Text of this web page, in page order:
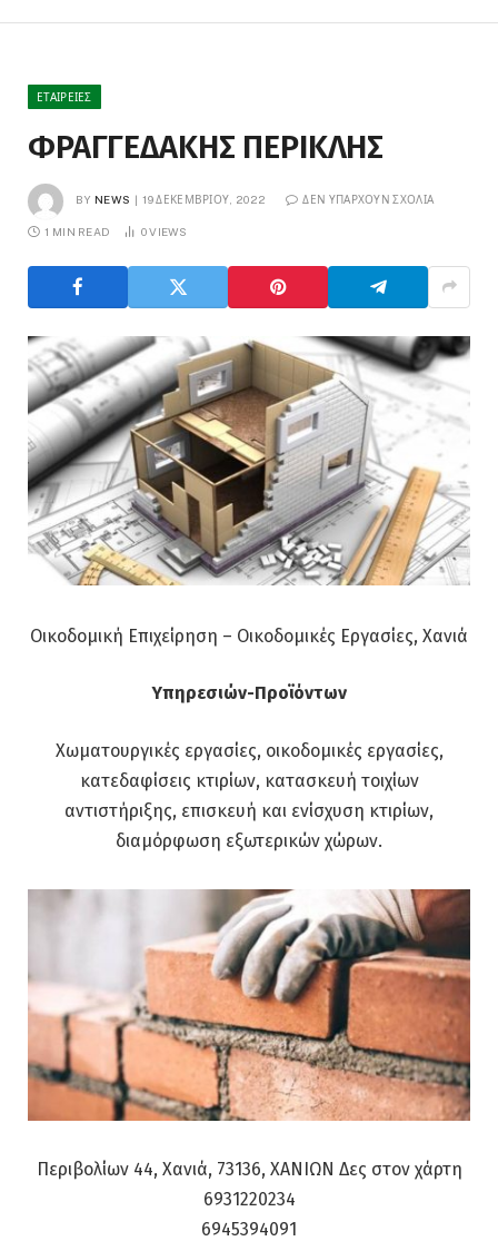
ΕΤΑΙΡΕΊΕΣ
ΦΡΑΓΓΕΔΑΚΗΣ ΠΕΡΙΚΛΗΣ
BY NEWS 19 ΔΕΚΕΜΒΡΊΟΥ, 2022 ΔΕΝ ΥΠΆΡΧΟΥΝ ΣΧΌΛΙΑ
1 MIN READ 0VIEWS
Οικοδομική Επιχείρηση – Οικοδομικές Εργασίες, Χανιά
Υπηρεσιών-Προϊόντων
Χωματουργικές εργασίες, οικοδομικές εργασίες,
κατεδαφίσεις κτιρίων, κατασκευή τοιχίων
αντιστήριξης, επισκευή και ενίσχυση κτιρίων,
διαμόρφωση εξωτερικών χώρων.
Περιβολίων 44, Χανιά, 73136, ΧΑΝΙΩΝ Δες στον χάρτη
6931220234
6945394091